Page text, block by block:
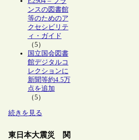
ンスの図書館
等のためのア
クセシビリテ
ィ・ガイド
（5）
国立国会図書
館デジタルコ
レクションに
新聞等約4.5万
点を追加
（5）
続きを見る
東日本大震災 関